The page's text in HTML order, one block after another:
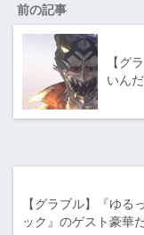
前の記事
【グ
いん
【グラブル】『ゆる
ック』のゲスト豪華